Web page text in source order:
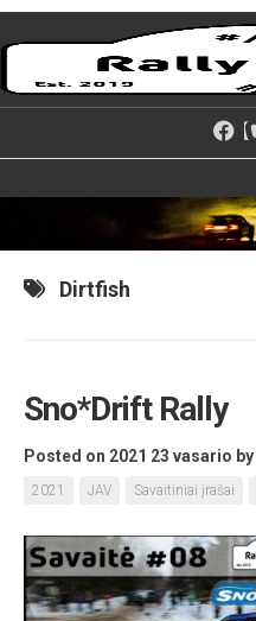
Skip
to
Dirtfish
Sno*Drift Rally
Posted on 2021 23 vasario by
2021 JAV Savaitiniai įrašai